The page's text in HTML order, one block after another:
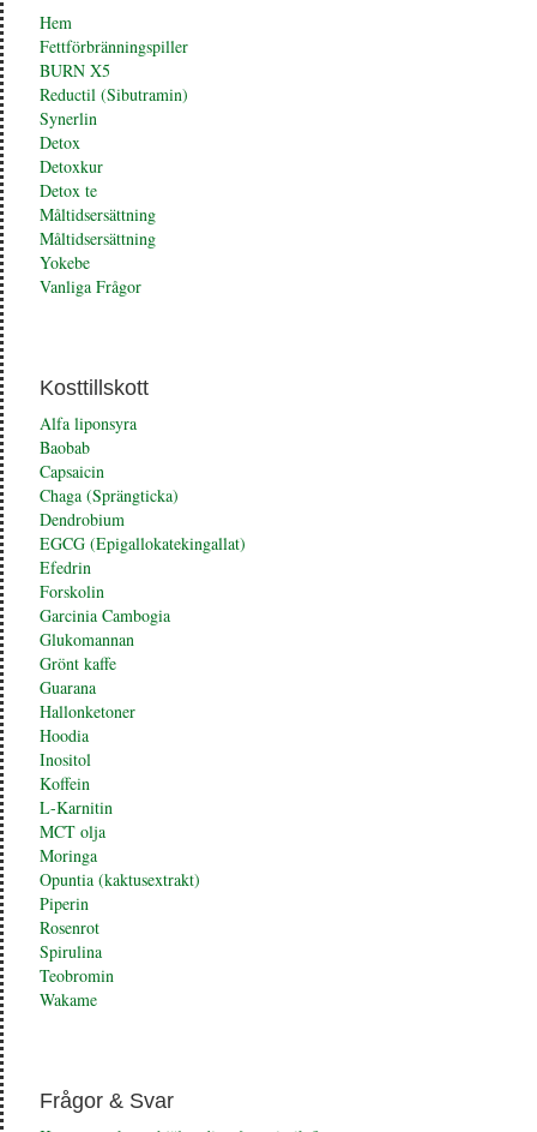
Hem
Fettförbränningspiller
BURN X5
Reductil (Sibutramin)
Synerlin
Detox
Detoxkur
Detox te
Måltidsersättning
Måltidsersättning
Yokebe
Vanliga Frågor
Kosttillskott
Alfa liponsyra
Baobab
Capsaicin
Chaga (Sprängticka)
Dendrobium
EGCG (Epigallokatekingallat)
Efedrin
Forskolin
Garcinia Cambogia
Glukomannan
Grönt kaffe
Guarana
Hallonketoner
Hoodia
Inositol
Koffein
L-Karnitin
MCT olja
Moringa
Opuntia (kaktusextrakt)
Piperin
Rosenrot
Spirulina
Teobromin
Wakame
Frågor & Svar